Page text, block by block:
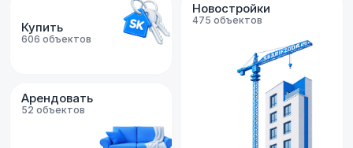
Купить
606 объектов
Новостройки
475 объектов
Арендовать
52 объектов